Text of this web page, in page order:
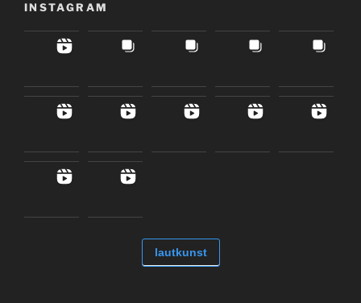
INSTAGRAM
lautkunst